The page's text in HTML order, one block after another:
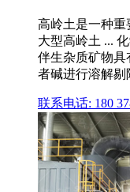
高岭土是一种重
大型高岭土 ...
伴生杂质矿物
者碱进行溶解剔
联系电话: 180